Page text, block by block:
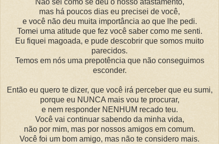
Não sei como se deu o nosso afastamento,
mas há poucos dias eu precisei de você,
e você não deu muita importância ao que lhe pedi.
Tomei uma atitude que fez você saber como me senti.
Eu fiquei magoada, e pude descobrir que somos muito
parecidos.
Temos em nós uma prepotência que não conseguimos
esconder.
Então eu quero te dizer, que você irá perceber que eu sumi,
porque eu NUNCA mais vou te procurar,
e nem responder NENHUM recado teu.
Você vai continuar sabendo da minha vida,
não por mim, mas por nossos amigos em comum.
Você foi um bom amigo, mas não te considero mais.